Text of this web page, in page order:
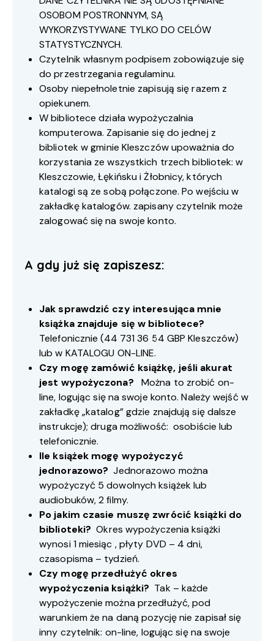
OSOBOM POSTRONNYM, SĄ
WYKORZYSTYWANE TYLKO DO CELÓW
STATYSTYCZNYCH.
Czytelnik własnym podpisem zobowiązuje się
do przestrzegania regulaminu.
Osoby niepełnoletnie zapisują się razem z
opiekunem.
W bibliotece działa wypożyczalnia
komputerowa. Zapisanie się do jednej z
bibliotek w gminie Kleszczów upoważnia do
korzystania ze wszystkich trzech bibliotek: w
Kleszczowie, Łękińsku i Żłobnicy, których
katalogi są ze sobą połączone. Po wejściu w
zakładkę katalogów. zapisany czytelnik może
zalogować się na swoje konto.
A gdy już się zapiszesz:
Jak sprawdzić czy interesująca mnie
książka znajduje się w bibliotece?
Telefonicznie (44 731 36 54 GBP Kleszczów)
lub w KATALOGU ON-LINE.
Czy mogę zamówić książkę, jeśli akurat
jest wypożyczona?
Można to zrobić on-
line, logując się na swoje konto. Należy wejść w
zakładkę „katalog” gdzie znajdują się dalsze
instrukcje); druga możliwość: osobiście lub
telefonicznie.
Ile książek mogę wypożyczyć
jednorazowo?Jednorazowo można
wypożyczyć 5 dowolnych książek lub
audiobuków, 2 filmy.
Po jakim czasie muszę zwrócić książki do
biblioteki? Okres wypożyczenia książki
wynosi 1 miesiąc , płyty DVD – 4 dni,
czasopisma – tydzień.
Czy mogę przedłużyć okres
wypożyczenia książki? Tak – każde
wypożyczenie można przedłużyć, pod
warunkiem że na daną pozycję nie zapisał się
inny czytelnik: on-line, logując się na swoje